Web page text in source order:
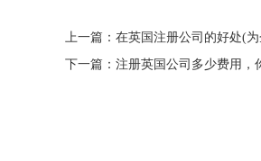
上一篇： 在英国注册公司的好处(
下一篇： 注册英国公司多少费用，